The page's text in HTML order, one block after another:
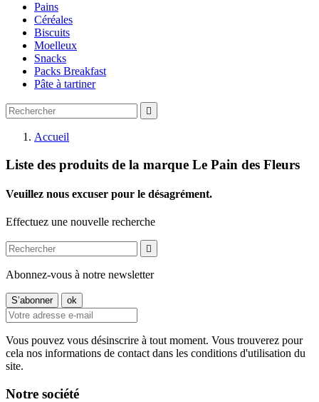
Pains
Céréales
Biscuits
Moelleux
Snacks
Packs Breakfast
Pâte à tartiner

Accueil
Liste des produits de la marque Le Pain des Fleurs
Veuillez nous excuser pour le désagrément.
Effectuez une nouvelle recherche

Abonnez-vous à notre newsletter
Vous pouvez vous désinscrire à tout moment. Vous trouverez pour
cela nos informations de contact dans les conditions d'utilisation du
site.
Notre société